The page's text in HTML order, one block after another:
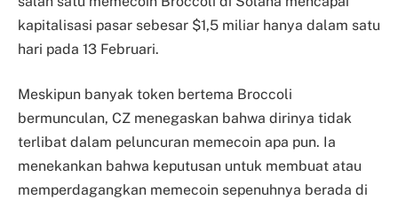
kapitalisasi pasar sebesar $1,5 miliar hanya dalam satu
hari pada 13 Februari.
Meskipun banyak token bertema Broccoli
bermunculan, CZ menegaskan bahwa dirinya tidak
terlibat dalam peluncuran memecoin apa pun. Ia
menekankan bahwa keputusan untuk membuat atau
memperdagangkan memecoin sepenuhnya berada di